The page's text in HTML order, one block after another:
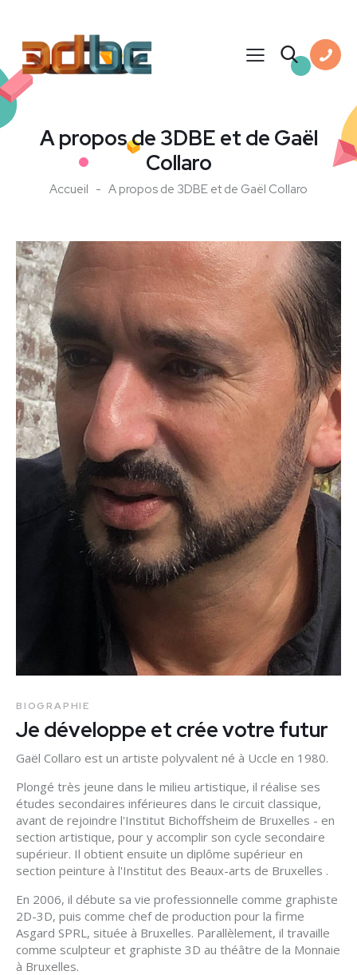
A propos de 3DBE et de Gaël
Collaro
Accueil A propos de 3DBE et de Gaël Collaro
BIOGRAPHIE
Je développe et crée votre futur
Gaël Collaro est un artiste polyvalent né à Uccle en 1980.
Plongé très jeune dans le milieu artistique, il réalise ses
études secondaires inférieures dans le circuit classique,
avant de rejoindre l'Institut Bichoffsheim de Bruxelles - en
section artistique, pour y accomplir son cycle secondaire
supérieur. Il obtient ensuite un diplôme supérieur en
section peinture à l'Institut des Beaux-arts de Bruxelles .
En 2006, il débute sa vie professionnelle comme graphiste
2D-3D, puis comme chef de production pour la firme
Asgard SPRL, située à Bruxelles. Parallèlement, il travaille
comme sculpteur et graphiste 3D au théâtre de la Monnaie
à Bruxelles.